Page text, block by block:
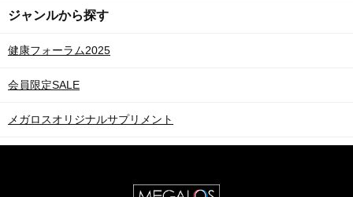
ジャンルから探す
健康フォーラム2025
会員限定SALE
メガロスオリジナルサプリメント